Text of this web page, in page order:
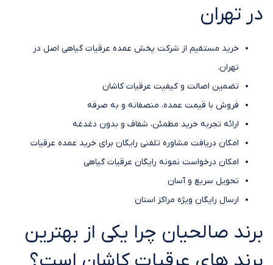
در تهران
خرید مستقیم از شرکت پخش عمده عرقیات گیاهی اصل در
تهران.
تضمین اصالت و کیفیت عرقیات کاشان
فروش با قیمت عمده، منصفانه و به صرفه
ارائه تجربه خرید مطمئن، شفاف و بدون دغدغه
امکان دریافت مشاوره تلفنی رایگان برای خرید عمده عرقیات
امکان درخواست نمونه رایگان عرقیات گیاهی
تحویل سریع و آسان
ارسال رایگان ویژه مراکز استان
برند صالحیان چرا یکی از بهترین